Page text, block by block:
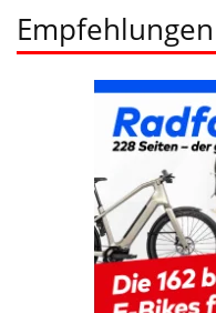
Empfehlungen